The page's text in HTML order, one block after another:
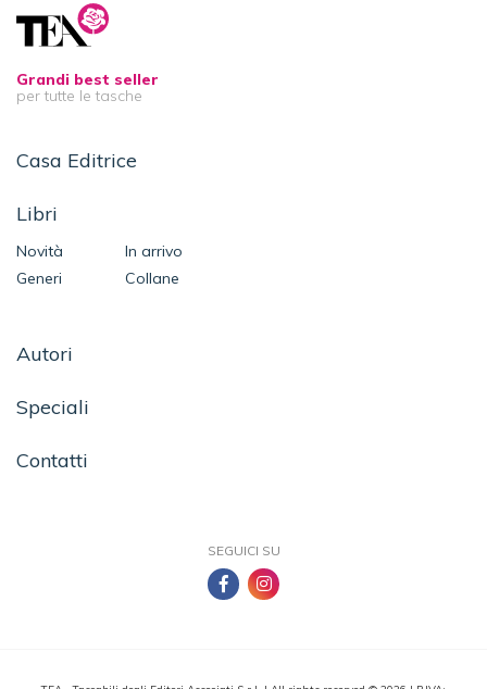
Grandi best seller
per tutte le tasche
Casa Editrice
Libri
Novità
In arrivo
Generi
Collane
Autori
Speciali
Contatti
SEGUICI SU